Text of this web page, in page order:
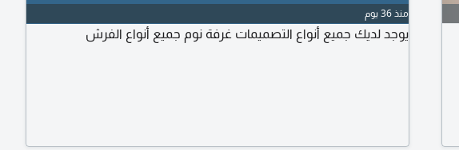
منذ 36 يوم
يوجد لديك جميع أنواع التصميمات غرفة نوم جميع أنواع الفرش